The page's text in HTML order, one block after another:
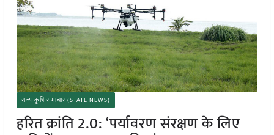
राज्य कृषि समाचार (STATE NEWS)
हरित क्रांति 2.0: ‘पर्यावरण संरक्षण के लिए